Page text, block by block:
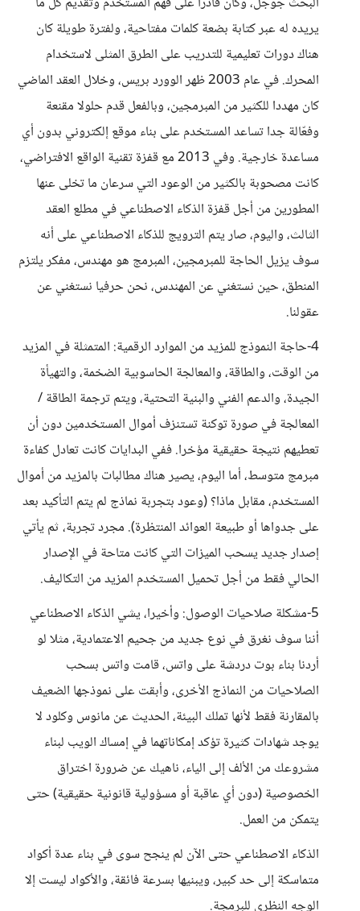
يريده له عبر كتابة بضعة كلمات مفتاحية، ولفترة طويلة كان
هناك دورات تعليمية للتدريب على الطرق المثلى لاستخدام
المحرك. في عام 2003 ظهر الوورد بريس، وخلال العقد الماضي
كان مهددا للكثير من المبرمجين، وبالفعل قدم حلولا مقنعة
وفعّالة جدا تساعد المستخدم على بناء موقع إلكتروني بدون أي
مساعدة خارجية. وفي 2013 مع قفزة تقنية الواقع الافتراضي،
كانت مصحوبة بالكثير من الوعود التي سرعان ما تخلى عنها
المطورين من أجل قفزة الذكاء الاصطناعي في مطلع العقد
الثالث، واليوم، صار يتم الترويج للذكاء الاصطناعي على أنه
سوف يزيل الحاجة للمبرمجين، المبرمج هو مهندس، مفكر يلتزم
المنطق، حين نستغني عن المهندس، نحن حرفيا نستغني عن
عقولنا.
4-حاجة النموذج للمزيد من الموارد الرقمية: المتمثلة في المزيد
من الوقت، والطاقة، والمعالجة الحاسوبية الضخمة، والتهيأة
الجيدة، والدعم الفني والبنية التحتية، ويتم ترجمة الطاقة /
المعالجة في صورة توكنة تستنزف أموال المستخدمين دون أن
تعطيهم نتيجة حقيقية مؤخرا. ففي البدايات كانت تعادل كفاءة
مبرمج متوسط، أما اليوم، يصير هناك مطالبات بالمزيد من أموال
المستخدم، مقابل ماذا؟ (وعود بتجربة نماذج لم يتم التأكيد بعد
على جدواها أو طبيعة العوائد المنتظرة). مجرد تجربة، ثم يأتي
إصدار جديد يسحب الميزات التي كانت متاحة في الإصدار
الحالي فقط من أجل تحميل المستخدم المزيد من التكاليف.
5-مشكلة صلاحيات الوصول: وأخيرا، يشي الذكاء الاصطناعي
أننا سوف نغرق في نوع جديد من جحيم الاعتمادية، مثلا لو
أردنا بناء بوت دردشة على واتس، قامت واتس بسحب
الصلاحيات من النماذج الأخرى، وأبقت على نموذجها الضعيف
بالمقارنة فقط لأنها تملك البيئة، الحديث عن مانوس وكلود لا
يوجد شهادات كثيرة تؤكد إمكاناتهما في إمساك الويب لبناء
مشروعك من الألف إلى الياء، ناهيك عن ضرورة اختراق
الخصوصية (دون أي عاقبة أو مسؤولية قانونية حقيقية) حتى
يتمكن من العمل.
الذكاء الاصطناعي حتى الآن لم ينجح سوى في بناء عدة أكواد
متماسكة إلى حد كبير، ويبنيها بسرعة فائقة، والأكواد ليست إلا